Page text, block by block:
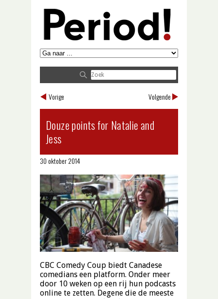
Vorige Volgende
Douze points for Natalie and
Jess
30 oktober 2014
CBC Comedy Coup biedt Canadese
comedians een platform. Onder meer
door 10 weken op een rij hun podcasts
online te zetten. Degene die de meeste